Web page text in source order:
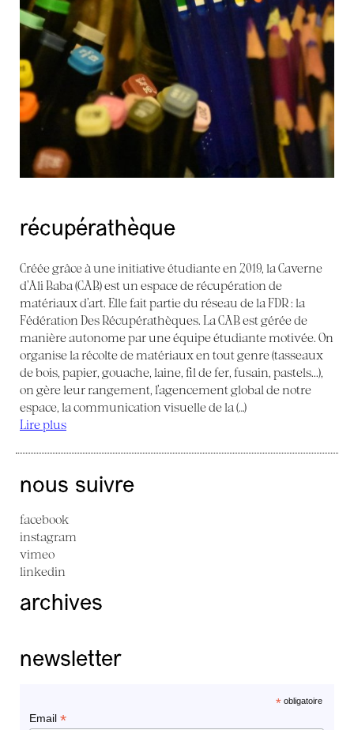
récupérathèque
Créée grâce à une initiative étudiante en 2019, la Caverne
d’Ali Baba (CAB) est un espace de récupération de
matériaux d’art. Elle fait partie du réseau de la FDR : la
Fédération Des Récupérathèques. La CAB est gérée de
manière autonome par une équipe étudiante motivée. On
organise la récolte de matériaux en tout genre (tasseaux
de bois, papier, gouache, laine, fil de fer, fusain, pastels...),
on gère leur rangement, l’agencement global de notre
espace, la communication visuelle de la (…)
Lire plus
nous suivre
facebook
instagram
vimeo
linkedin
archives
newsletter
*obligatoire
Email *